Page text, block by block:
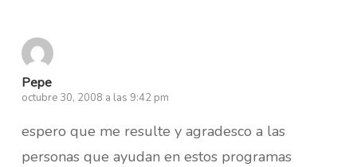
Pepe
octubre 30, 2008 a las 9:42 pm
espero que me resulte y agradesco a las
personas que ayudan en estos programas